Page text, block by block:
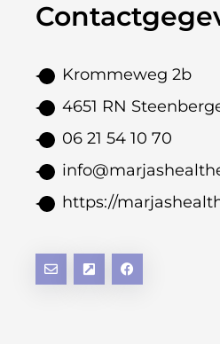
Krommeweg 2b
4651 RN
06 21 54 10 70
https://